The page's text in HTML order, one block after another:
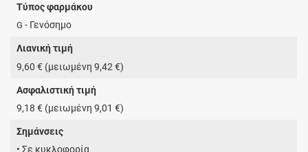
Τύπος φαρμάκου
G - Γενόσημο
Λιανική τιμή
9,60 € (μειωμένη 9,42 €)
Ασφαλιστική τιμή
9,18 € (μειωμένη 9,01 €)
Σημάνσεις
• Σε κυκλοφορία